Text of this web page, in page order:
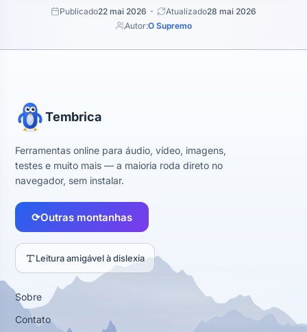
Publicado22 mai 2026 Atualizado28 mai 2026
Autor:O Supremo
Tembrica
Ferramentas online para áudio, vídeo, imagens,
testes e muito mais — a maioria roda direto no
navegador, sem instalar.
⟳Outras montanhas
Leitura amigável à dislexia
Sobre
Contato